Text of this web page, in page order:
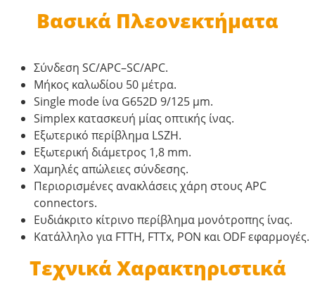
Βασικά Πλεονεκτήματα
Σύνδεση SC/APC–SC/APC.
Μήκος καλωδίου 50 μέτρα.
Single mode ίνα G652D 9/125 μm.
Simplex κατασκευή μίας οπτικής ίνας.
Εξωτερικό περίβλημα LSZH.
Εξωτερική διάμετρος 1,8 mm.
Χαμηλές απώλειες σύνδεσης.
Περιορισμένες ανακλάσεις χάρη στους APC
connectors.
Ευδιάκριτο κίτρινο περίβλημα μονότροπης ίνας.
Κατάλληλο για FTTH, FTTx, PON και ODF εφαρμογές.
Τεχνικά Χαρακτηριστικά